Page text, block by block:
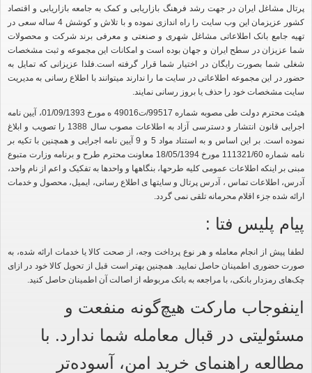
پرتال مشاغل ایران در جهت رشد فرهنگ بازاریابی و کمک به جامعه بازاریابی و اقتصاد
کشور عزیزمان این وب سایت را راه اندازی نموده و با تلاش و کوشش 4 ساله سعی در
تهیه جامع بانک اطلاعاتی مشاغل شهری و صنعتی و معرفی برند شرکت و محصولات
شما عزیزان در سطح ایران و جهان بوده است و امکانات این مجموعه و ثبت مشخصات
شغلی شما بصورت رایگان در اختیار شما قرار گرفته است.فلذا عزیزانی که تمایل به
حضور در این مجموعه اطلاعاتی در سایت ما را ندارند میتوانند با اطلاع رسانی به مدیریت
سایت مشخصات خود را حذف یا بروز رسانی نمایند.
هیئت محترم دولت طی مصوبه شماره 99517/ت49016 ه مورخ 01/09/1393، آیین نامه
اجرایی قانون انتشار و دسترسی آزاد به اطلاعات مصوب سال 1388 را تصویب و ابلاغ
نموده است. بر این اساس و به استناد مواد 5 و 9 آیین نامه اجرایی و همچنین با تکیه بر
نامه شماره 111321/60 مورخ 18/05/1394 معاونت محترم طرح و برنامه وزارت متبوع
مبنی بر اینکه اطلاعات عمومی کلیه طرحها، بنگاهها و واحدها به تفکیک و اعم از نام واحد،
آدرس، اطلاعات تماس ، آدرس پرتال و سایتها ی اطلاع رسانی، ایمیل، محصول و خدمات
ارائه شده جزء اقلام محرمانه تلقی نمی گردد.
پیام پلیس فتا :
لطفا پیش از انجام معامله و هر نوع پرداخت وجه، از صحت کالا یا خدمات ارائه شده، به
صورت حضوری اطمینان حاصل نمایید. همچنین بهتر است قبل از تحویل کالا خود در ازای
چک‌های رمزدار بانکی، با مراجعه به بانک مربوطه از اصالت آن اطمینان حاصل کنید.
اینفوجاب مارکت هیچ‌گونه منفعت و
مسئولیتی در قبال معامله شما ندارد. با
مطالعه راهنمای خرید امن، آسوده‌تر